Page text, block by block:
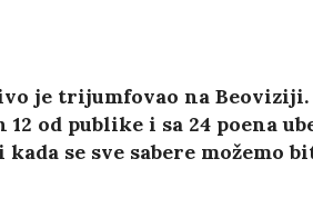
je trijumfovao na
od publike i sa 24 poena
se sve sabere